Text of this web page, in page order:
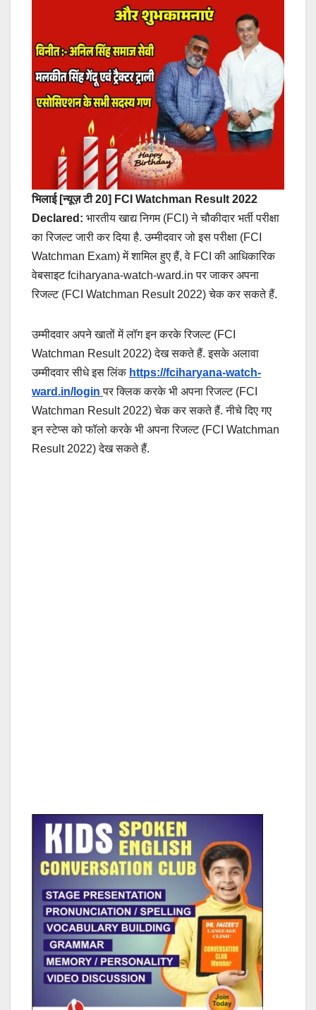
भिलाई [न्यूज़ टी 20] FCI Watchman Result 2022
Declared: भारतीय खाद्य निगम (FCI) ने चौकीदार भर्ती परीक्षा
का रिजल्ट जारी कर दिया है. उम्मीदवार जो इस परीक्षा (FCI
Watchman Exam) में शामिल हुए हैं, वे FCI की आधिकारिक
वेबसाइट fciharyana-watch-ward.in पर जाकर अपना
रिजल्ट (FCI Watchman Result 2022) चेक कर सकते हैं.
उम्मीदवार अपने खातों में लॉग इन करके रिजल्ट (FCI
Watchman Result 2022) देख सकते हैं. इसके अलावा
उम्मीदवार सीधे इस लिंक https://fciharyana-watch-
ward.in/loginपर क्लिक करके भी अपना रिजल्ट (FCI
Watchman Result 2022) चेक कर सकते हैं. नीचे दिए गए
इन स्टेप्स को फॉलो करके भी अपना रिजल्ट (FCI Watchman
Result 2022) देख सकते हैं.